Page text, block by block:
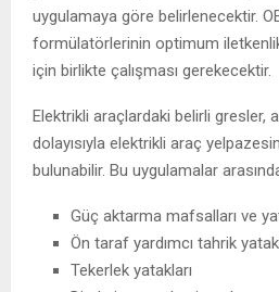
uygulamaya göre belirlenecektir.
formülatörlerinin optimum
için birlikte çalışması gerekecektir.
Elektrikli araçlardaki belirli gresler,
dolayısıyla elektrikli araç
bulunabilir. Bu uygulamalar
Güç aktarma mafsalları ve
Ön taraf yardımcı tahrik
Tekerlek yatakları